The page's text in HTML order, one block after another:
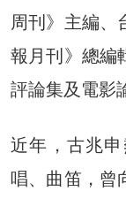
周刊》主編、
報月刊》總編
評論集及電影
近年，古兆
唱、曲笛，曾